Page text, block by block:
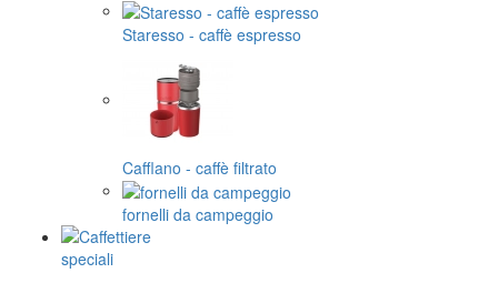
Staresso - caffè espresso
Cafflano - caffè filtrato
fornelli da campeggio